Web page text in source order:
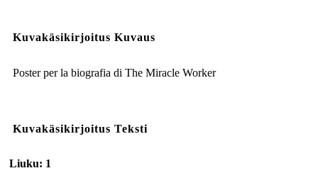
Kuvakäsikirjoitus Kuvaus
Poster per la biografia di The Miracle Worker
Kuvakäsikirjoitus Teksti
Liuku: 1